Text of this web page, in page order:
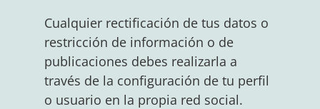
Cualquier rectificación de tus datos o
restricción de información o de
publicaciones debes realizarla a
través de la configuración de tu perfil
o usuario en la propia red social.